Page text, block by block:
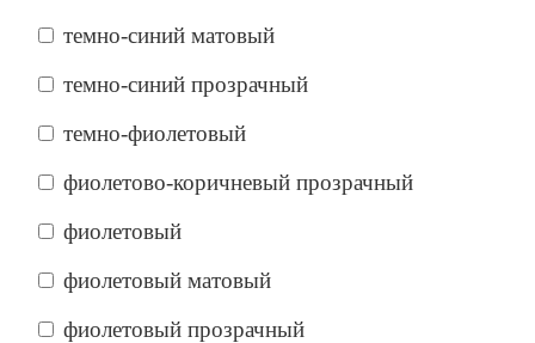
темно-синий матовый
темно-синий прозрачный
темно-фиолетовый
фиолетово-коричневый прозрачный
фиолетовый
фиолетовый матовый
фиолетовый прозрачный